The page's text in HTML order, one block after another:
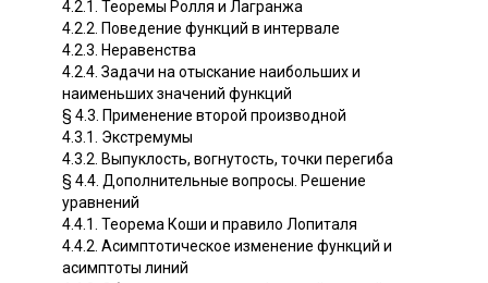
4.2.1. Теоремы Ролля и Лагранжа
4.2.2. Поведение функций в интервале
4.2.3. Неравенства
4.2.4. Задачи на отыскание наибольших и
наименьших значений функций
§ 4.3. Применение второй производной
4.3.1. Экстремумы
4.3.2. Выпуклость, вогнутость, точки перегиба
§ 4.4. Дополнительные вопросы. Решение
уравнений
4.4.1. Теорема Коши и правило Лопиталя
4.4.2. Асимптотическое изменение функций и
асимптоты линий